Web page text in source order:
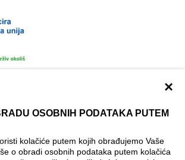
×
OSOBNIH PODATAKA PUTEM
kolačiće putem kojih obrađujemo Vaše
o obradi osobnih podataka putem kolačića